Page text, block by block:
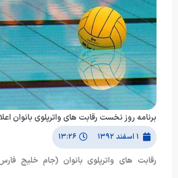
برنامه روز نخست رقابت های واترپلوی بانوان
۱۳:۲۶
رقابت های واترپلوی بانوان (جام خلیج